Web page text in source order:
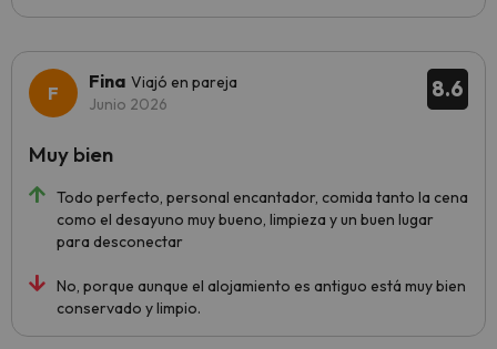
8.6
Fina Viajó en pareja
Junio 2026
Todo perfecto, personal encantador, comida tanto la cena
como el desayuno muy bueno, limpieza y un buen lugar
para desconectar
No, porque aunque el alojamiento es antiguo está muy bien
conservado y limpio.
Muy bien